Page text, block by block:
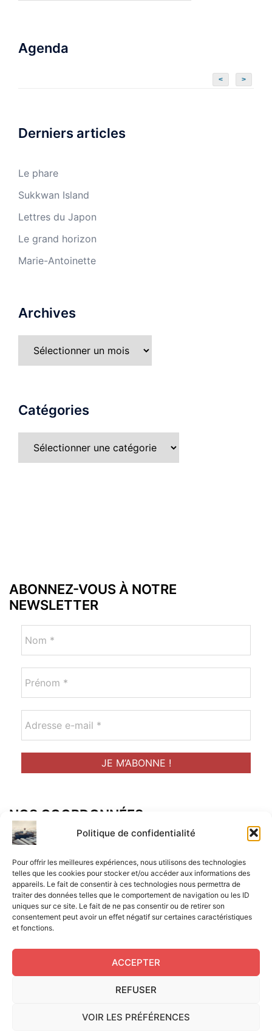
Politique de confidentialité
Pour offrir les meilleures expériences, nous utilisons des technologies
telles que les cookies pour stocker et/ou accéder aux informations des
appareils. Le fait de consentir à ces technologies nous permettra de
traiter des données telles que le comportement de navigation ou les ID
uniques sur ce site. Le fait de ne pas consentir ou de retirer son
consentement peut avoir un effet négatif sur certaines caractéristiques
et fonctions.
ACCEPTER
REFUSER
VOIR LES PRÉFÉRENCES
Agenda
< >
Derniers articles
Le phare
Sukkwan Island
Lettres du Japon
Le grand horizon
Marie-Antoinette
Archives
Catégories
ABONNEZ-VOUS À NOTRE
NEWSLETTER
NOS COORDONNÉES
Adresse postal :
ALCF
34 Rue René Brunen
33950 LEGE CAP-FERRET
Mail :
contact@aperitif-litteraire-cap-ferret.fr
Edité par L'Apéritif Littéraire du Cap-Ferret © 2024